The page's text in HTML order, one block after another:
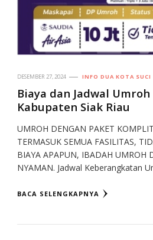
DESEMBER 27, 2024 INFO DUA KOTA SUCI
Biaya dan Jadwal
Kabupaten Siak Riau
UMROH DENGAN PAKET
TERMASUK SEMUA FASILITAS,
BIAYA APAPUN, IBADAH UMROH
NYAMAN. Jadwal Keberangkatan
BACA SELENGKAPNYA